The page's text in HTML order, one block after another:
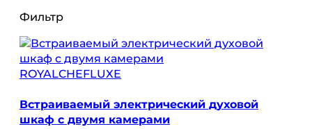
Фильтр
ROYALCHEFLUXE
Встраиваемый электрический духовой
шкаф с двумя камерами